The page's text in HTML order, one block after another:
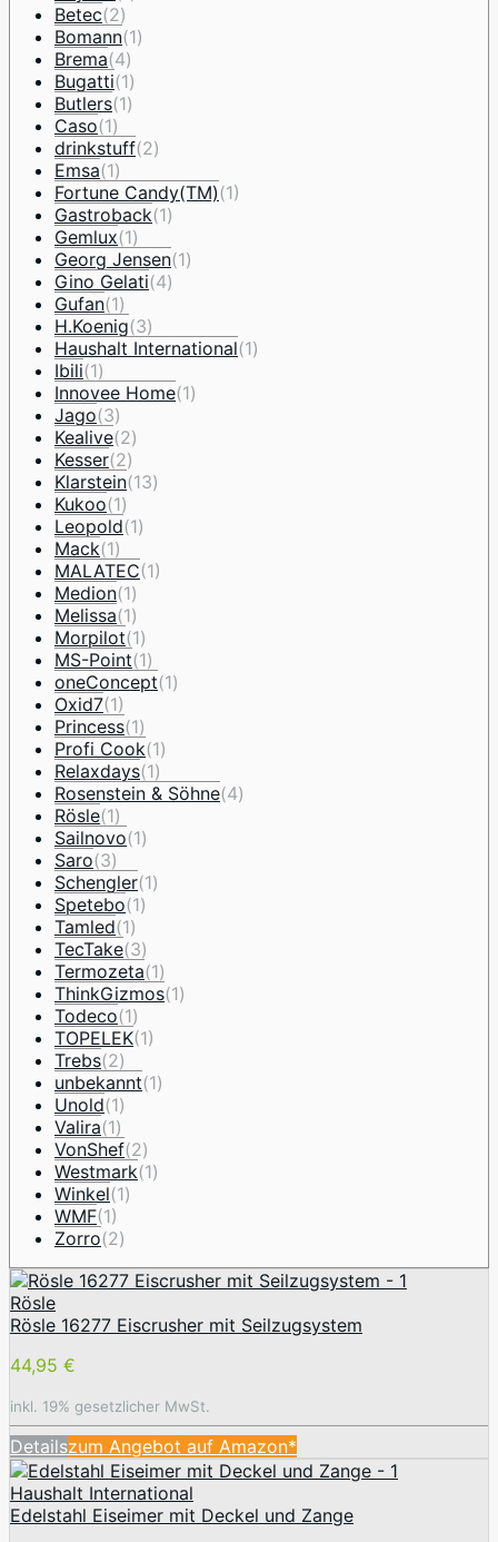
Betec(2)
Bomann(1)
Brema(4)
Bugatti(1)
Butlers(1)
Caso(1)
drinkstuff(2)
Emsa(1)
Fortune Candy(TM)(1)
Gastroback(1)
Gemlux(1)
Georg Jensen(1)
Gino Gelati(4)
Gufan(1)
H.Koenig(3)
Haushalt International(1)
Ibili(1)
Innovee Home(1)
Jago(3)
Kealive(2)
Kesser(2)
Klarstein(13)
Kukoo(1)
Leopold(1)
Mack(1)
MALATEC(1)
Medion(1)
Melissa(1)
Morpilot(1)
MS-Point(1)
oneConcept(1)
Oxid7(1)
Princess(1)
Profi Cook(1)
Relaxdays(1)
Rosenstein & Söhne(4)
Rösle(1)
Sailnovo(1)
Saro(3)
Schengler(1)
Spetebo(1)
Tamled(1)
TecTake(3)
Termozeta(1)
ThinkGizmos(1)
Todeco(1)
TOPELEK(1)
Trebs(2)
unbekannt(1)
Unold(1)
Valira(1)
VonShef(2)
Westmark(1)
Winkel(1)
WMF(1)
Zorro(2)
Rösle
Rösle 16277 Eiscrusher mit Seilzugsystem
44,95 €
inkl. 19% gesetzlicher MwSt.
Detailszum Angebot auf Amazon*
Haushalt International
Edelstahl Eiseimer mit Deckel und Zange